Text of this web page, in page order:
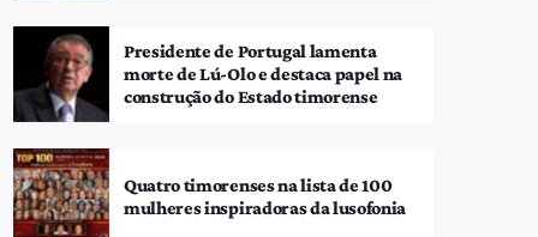
Presidente de Portugal lamenta
morte de Lú-Olo e destaca papel na
construção do Estado timorense
Quatro timorenses na lista de 100
mulheres inspiradoras da lusofonia